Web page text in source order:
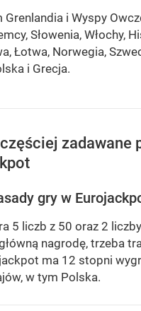
Grenlandia i Wyspy
Słowenia, Włochy,
Łotwa, Norwegia,
i Grecja.
zadawane
gry w
5 liczb z 50 oraz 2
nagrodę, trzeba
ma 12 stopni
w tym Polska.